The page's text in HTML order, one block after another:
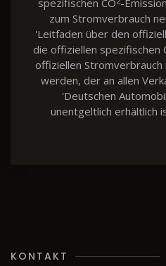
spezifischen CO -
zum Stromverbrauch
'Leitfaden über den
die offiziellen spezifischen
offiziellen
werden, der an allen
'Deutschen
unentgeltlich erhältlich
KONTAKT